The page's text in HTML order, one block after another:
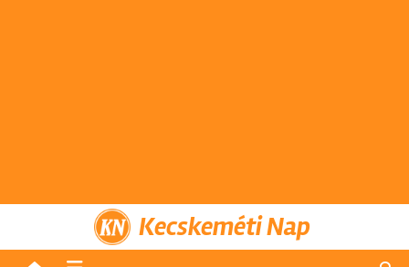
Kecskeméti Nap